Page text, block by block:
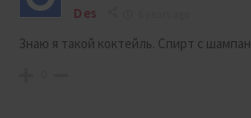
Des
Знаю я такой коктейль. Спирт с